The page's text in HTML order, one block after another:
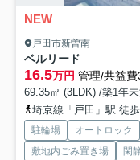
NEW
戸田市新曽南
ベルリード
16.5万円 管理/共益
69.35㎡ (3LDK) /築1年
埼京線「戸田」駅 徒
駐輪場 オートロック
敷地内ごみ置き場
閑